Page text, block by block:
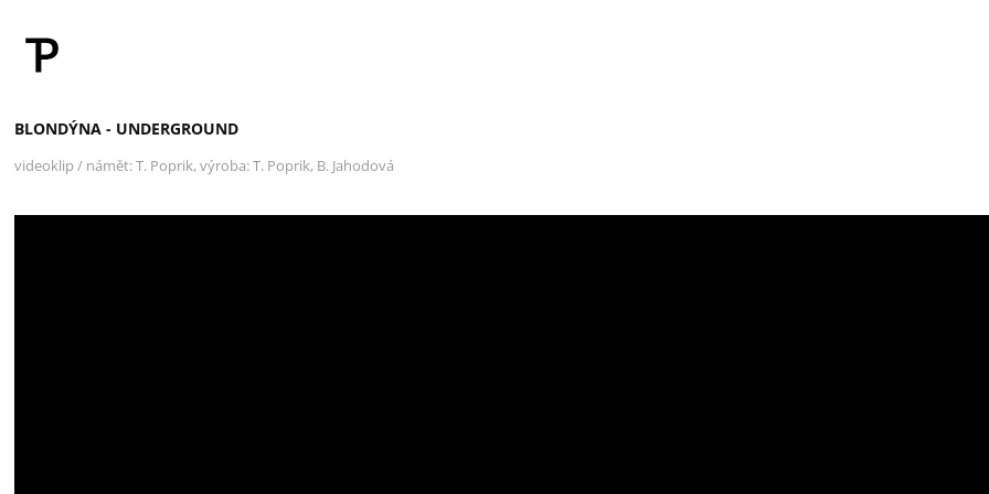
BLONDÝNA - UNDERGROUND
videoklip / námět: T. Poprik, výroba: T. Poprik, B. Jahodová